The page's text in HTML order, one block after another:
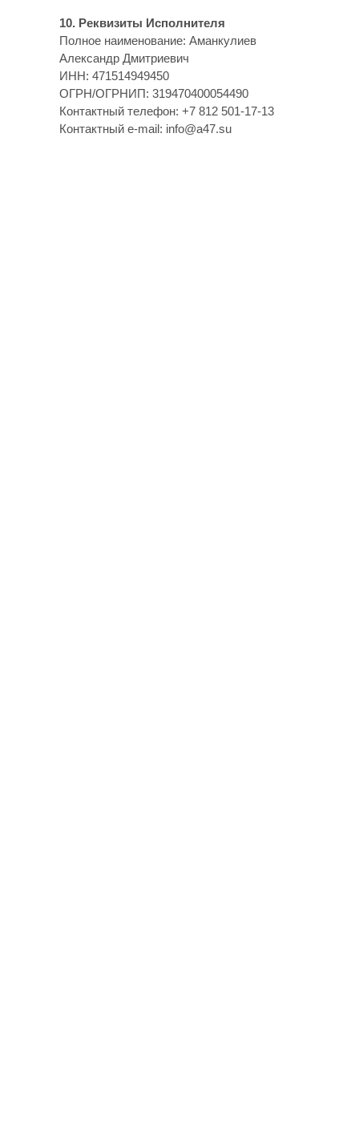
10. Реквизиты Исполнителя
Полное наименование: Аманкулиев
Александр Дмитриевич
ИНН: 471514949450
ОГРН/ОГРНИП: 319470400054490
Контактный телефон: +7 812 501-17-13
Контактный e-mail: info@a47.su